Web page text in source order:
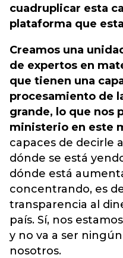
cuadruplicar esta
plataforma que
Creamos una
de expertos en
que tienen una
procesamiento de
grande, lo que nos
ministerio en este
capaces de decirle
dónde se está
dónde está
concentrando, es
transparencia al
país. Sí, nos
y no va a ser
nosotros.